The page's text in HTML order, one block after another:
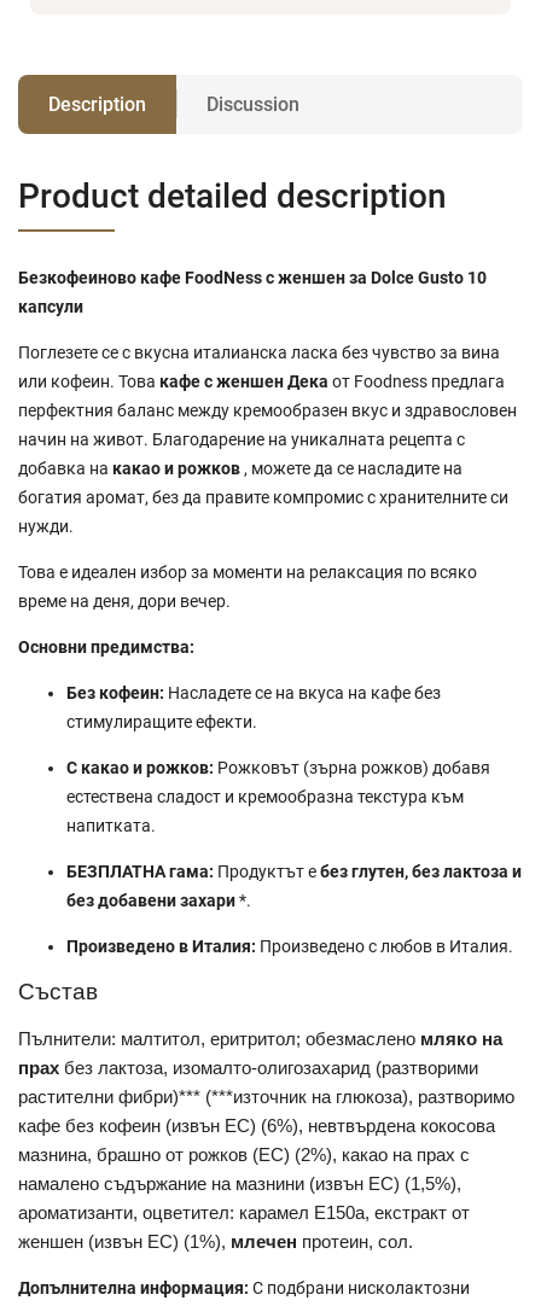
Description Discussion
Product detailed description
Безкофеиново кафе FoodNess с женшен за Dolce Gusto 10
капсули
Поглезете се с вкусна италианска ласка без чувство за вина
или кофеин. Това кафе с женшен Дека от Foodness предлага
перфектния баланс между кремообразен вкус и здравословен
начин на живот. Благодарение на уникалната рецепта с
добавка на какао и рожков , можете да се насладите на
богатия аромат, без да правите компромис с хранителните си
нужди.
Това е идеален избор за моменти на релаксация по всяко
време на деня, дори вечер.
Основни предимства:
Без кофеин: Насладете се на вкуса на кафе без
стимулиращите ефекти.
С какао и рожков: Рожковът (зърна рожков) добавя
естествена сладост и кремообразна текстура към
напитката.
БЕЗПЛАТНА гама: Продуктът ебез глутен, без лактоза и
без добавени захари*.
Произведено в Италия: Произведено с любов в Италия.
Състав
Пълнители: малтитол, еритритол; обезмаслено мляко на
прах без лактоза, изомалто-олигозахарид (разтворими
растителни фибри)*** (***източник на глюкоза), разтворимо
кафе без кофеин (извън ЕС) (6%), невтвърдена кокосова
мазнина, брашно от рожков (ЕС) (2%), какао на прах с
намалено съдържание на мазнини (извън ЕС) (1,5%),
ароматизанти, оцветител: карамел E150a, екстракт от
женшен (извън ЕС) (1%), млечен протеин, сол.
Допълнителна информация: С подбрани нисколактозни